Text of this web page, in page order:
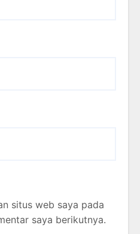
situs web saya pada
saya berikutnya.